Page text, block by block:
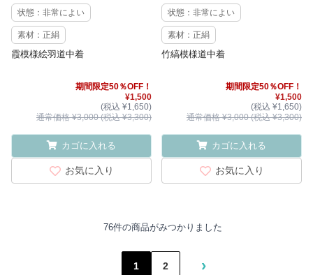
状態：非常によい
素材：正絹
霞模様絵羽道中着
期間限定50％OFF！
¥1,500
(税込 ¥1,650)
通常価格 ¥3,000 (税込 ¥3,300)
カゴに入れる
お気に入り
状態：非常によい
素材：正絹
竹縞模様道中着
期間限定50％OFF！
¥1,500
(税込 ¥1,650)
通常価格 ¥3,000 (税込 ¥3,300)
カゴに入れる
お気に入り
76件の商品がみつかりました
1 2 ›